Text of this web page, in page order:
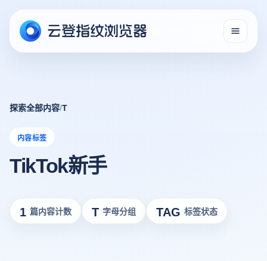
探索全部内容/T
内容标签
TikTok新手
1 篇内容计数 T 字母分组 TAG 标签状态